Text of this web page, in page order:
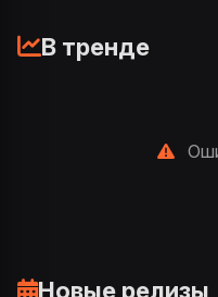
В тренде
Новые релизы